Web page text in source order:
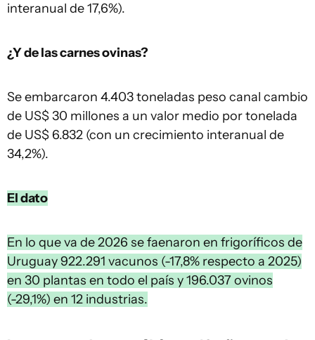
interanual de 17,6%).
¿Y de las carnes ovinas?
Se embarcaron 4.403 toneladas peso canal cambio
de US$ 30 millones a un valor medio por tonelada
de US$ 6.832 (con un crecimiento interanual de
34,2%).
El dato
En lo que va de 2026 se faenaron en frigoríficos de
Uruguay 922.291 vacunos (-17,8% respecto a 2025)
en 30 plantas en todo el país y 196.037 ovinos
(-29,1%) en 12 industrias.